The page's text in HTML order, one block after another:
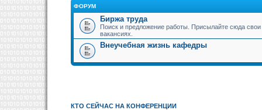
ФОРУМ
Биржа труда
Поиск и предложение работы. Присылайте сюда
вакансиях.
Внеучебная жизнь кафедры
КТО СЕЙЧАС НА КОНФЕРЕНЦИИ